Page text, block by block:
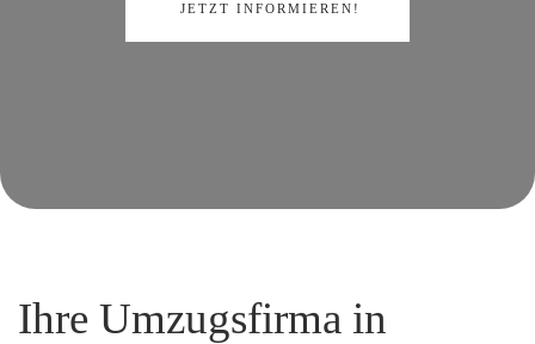
JETZT INFORMIEREN!
Ihre Umzugsfirma in